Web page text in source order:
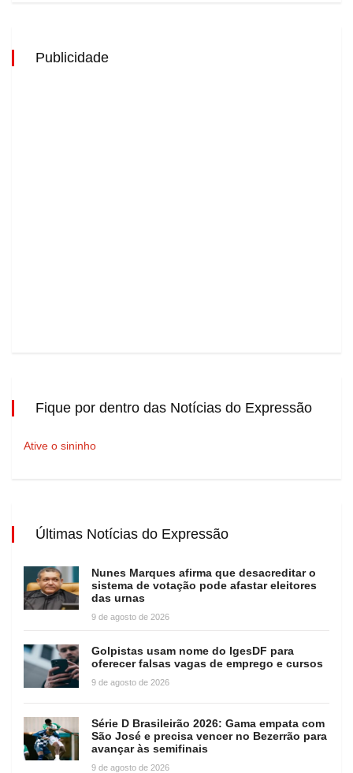
Publicidade
Fique por dentro das Notícias do Expressão
Ative o sininho
Últimas Notícias do Expressão
Nunes Marques afirma que desacreditar o
sistema de votação pode afastar eleitores
das urnas
9 de agosto de 2026
Golpistas usam nome do IgesDF para
oferecer falsas vagas de emprego e cursos
9 de agosto de 2026
Série D Brasileirão 2026: Gama empata com
São José e precisa vencer no Bezerrão para
avançar às semifinais
9 de agosto de 2026